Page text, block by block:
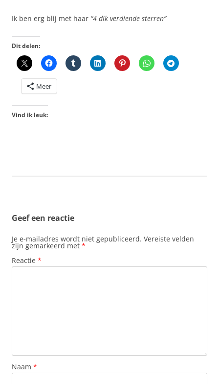
Ik ben erg blij met haar “4 dik verdiende sterren”
Dit delen:
Meer
Vind ik leuk:
Geef een reactie
Je e-mailadres wordt niet gepubliceerd. Vereiste velden
zijn gemarkeerd met *
Reactie *
Naam *